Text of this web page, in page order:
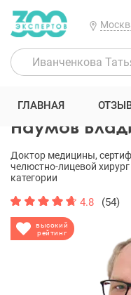
300 Экспертов
Наумов
высокий
рейтинг
Доктор медицины,
челюстно-лицевой
категории
4.8 (54)
ГЛАВНАЯ